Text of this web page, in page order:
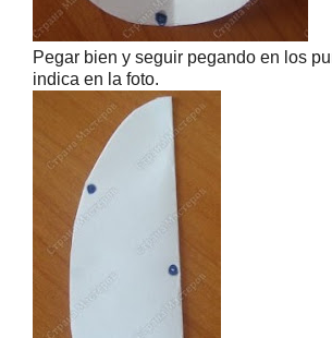
Pegar bien y seguir pegando en los
indica en la foto.